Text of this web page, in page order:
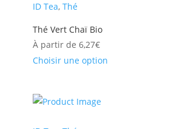
ID Tea,Thé
Thé Vert Chaï Bio
À partir de6,27€
Choisir une option